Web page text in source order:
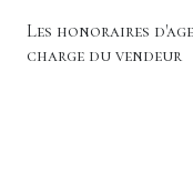
Les honoraires
charge du vendeur